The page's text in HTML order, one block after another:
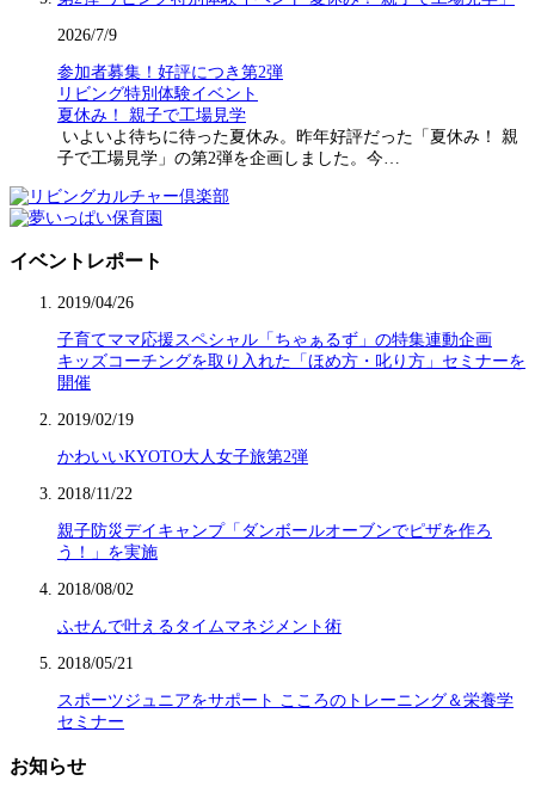
2026/7/9
参加者募集！好評につき第2弾
リビング特別体験イベント
夏休み！ 親子で工場見学
いよいよ待ちに待った夏休み。昨年好評だった「夏休み！ 親
子で工場見学」の第2弾を企画しました。今…
イベントレポート
2019/04/26
子育てママ応援スペシャル「ちゃぁるず」の特集連動企画
キッズコーチングを取り入れた「ほめ方・叱り方」セミナーを
開催
2019/02/19
かわいいKYOTO大人女子旅第2弾
2018/11/22
親子防災デイキャンプ「ダンボールオーブンでピザを作ろ
う！」を実施
2018/08/02
ふせんで叶えるタイムマネジメント術
2018/05/21
スポーツジュニアをサポート こころのトレーニング＆栄養学
セミナー
お知らせ